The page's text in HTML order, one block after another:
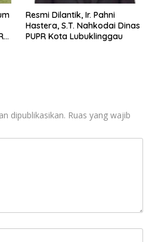
Resmi Dilantik, Ir. Pahni
Hastera, S.T. Nahkodai Dinas
PUPR Kota Lubuklinggau
dipublikasikan. Ruas yang wajib